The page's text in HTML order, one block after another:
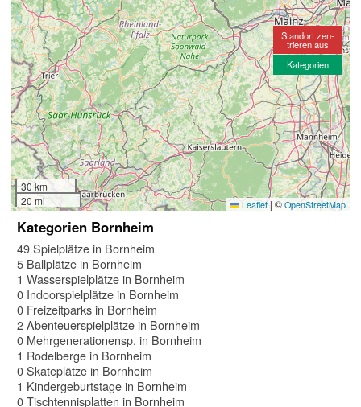
30 km
20 mi
Leaflet | © OpenStreetMap
Standort zen-
trieren aus
Kategorien
Kategorien Bornheim
49 Spielplätze in Bornheim
5 Ballplätze in Bornheim
1 Wasserspielplätze in Bornheim
0 Indoorspielplätze in Bornheim
0 Freizeitparks in Bornheim
2 Abenteuerspielplätze in Bornheim
0 Mehrgenerationensp. in Bornheim
1 Rodelberge in Bornheim
0 Skateplätze in Bornheim
1 Kindergeburtstage in Bornheim
0 Tischtennisplatten in Bornheim